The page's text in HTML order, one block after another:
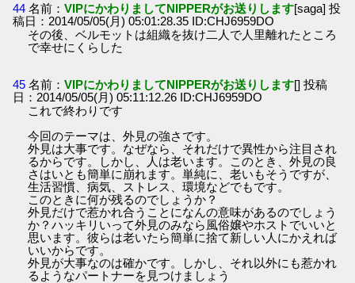
44 名前：VIPにかわりましてNIPPERがお送りします[saga] 投
稿日：2014/05/05(月) 05:01:28.35 ID:CHJ6959DO
その後、ベルモットは組織を抜け二人で人里離れたところ
で幸せにくらした
45 名前：VIPにかわりましてNIPPERがお送りします[] 投稿
日：2014/05/05(月) 05:11:12.26 ID:CHJ6959DO
これで終わりです
今回のテーマは、外見の強さです。
外見は大事です。なぜなら、それだけで異性から注目され
るからです。しかし、人は老います。このとき、外見の良
さはいとも簡単に崩れます。単純に、老いもそうですが、
生活習慣、病気、ストレス、環境などでもです。
このときに何が残るのでしょうか？
外見だけで惹かれ合うことになんの意味があるのでしょう
か？ハッキリいって外見のみなら風俗嬢やホストでいいと
思います。彼らは老いたら簡単に捨て新しい人にかえれば
いいからです。
外見が大事なのは確かです。しかし、それ以外にも惹かれ
るようなパートナーを見つけましょう